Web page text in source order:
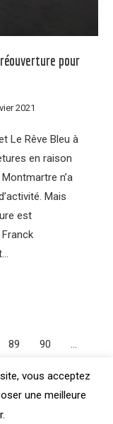
pour
2021
Le Rêve Bleu à
en raison
n’a
Mais
est
89 90
…
vous acceptez
une meilleure